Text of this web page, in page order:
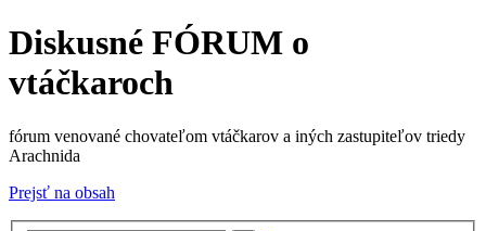
Diskusné FÓRUM o
vtáčkaroch
fórum venované chovateľom vtáčkarov a iných zastupiteľov triedy
Arachnida
Prejsť na obsah